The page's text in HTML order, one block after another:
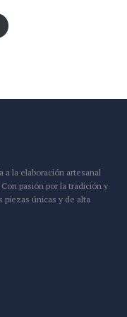
a la elaboración artesanal
pasión por la tradición y
únicas y de alta